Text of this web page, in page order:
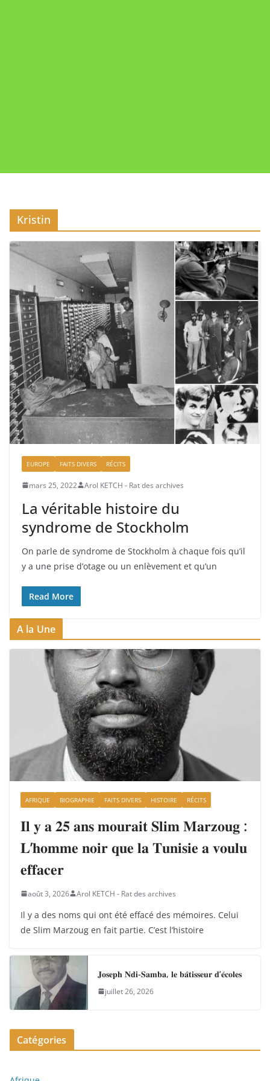
Kristin
EUROPE FAITS DIVERS RÉCITS
mars 25, 2022 Arol KETCH - Rat des archives
La véritable histoire du
syndrome de Stockholm
On parle de syndrome de Stockholm à chaque fois qu’il
y a une prise d’otage ou un enlèvement et qu’un
Read More
A la Une
AFRIQUE BIOGRAPHIE FAITS DIVERS HISTOIRE RÉCITS
𝐈𝐥 𝐲 𝐚 𝟐𝟓 𝐚𝐧𝐬 𝐦𝐨𝐮𝐫𝐚𝐢𝐭 𝐒𝐥𝐢𝐦 𝐌𝐚𝐫𝐳𝐨𝐮𝐠 :
𝐋’𝐡𝐨𝐦𝐦𝐞 𝐧𝐨𝐢𝐫 𝐪𝐮𝐞 𝐥𝐚 𝐓𝐮𝐧𝐢𝐬𝐢𝐞 𝐚 𝐯𝐨𝐮𝐥𝐮
𝐞𝐟𝐟𝐚𝐜𝐞𝐫
août 3, 2026 Arol KETCH - Rat des archives
Il y a des noms qui ont été effacé des mémoires. Celui
de Slim Marzoug en fait partie. C’est l’histoire
𝐉𝐨𝐬𝐞𝐩𝐡 𝐍𝐝𝐢-𝐒𝐚𝐦𝐛𝐚, 𝐥𝐞 𝐛𝐚̂𝐭𝐢𝐬𝐬𝐞𝐮𝐫 𝐝’𝐞́𝐜𝐨𝐥𝐞𝐬
juillet 26, 2026
Catégories